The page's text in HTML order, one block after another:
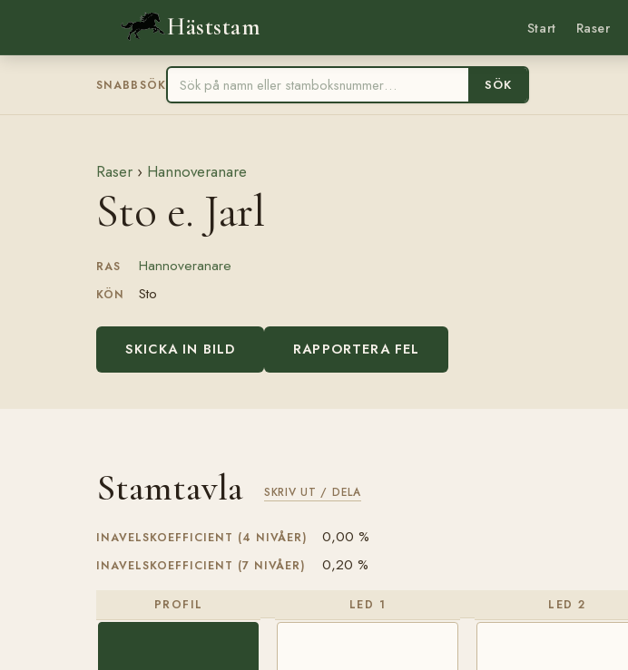
Häststam Start Raser
SNABBSÖK SÖK
Raser › Hannoveranare
Sto e. Jarl
RAS Hannoveranare
KÖN Sto
SKICKA IN BILD RAPPORTERA FEL
Stamtavla SKRIV UT / DELA
INAVELSKOEFFICIENT (4 NIVÅER) 0,00 %
INAVELSKOEFFICIENT (7 NIVÅER) 0,20 %
PROFIL LED 1 LED 2